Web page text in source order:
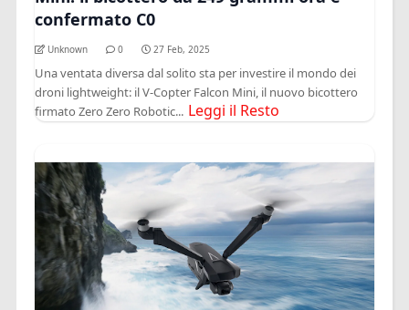
confermato C0
Unknown 0 27 Feb, 2025
Una ventata diversa dal solito sta per investire il mondo dei
droni lightweight: il V-Copter Falcon Mini, il nuovo bicottero
firmato Zero Zero Robotic... Leggi il Resto